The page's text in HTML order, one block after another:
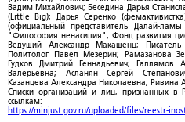
Вадим Михайлович; Беседина Дарья
(Little Big); Дарья Серенко
(официальный представитель Далай-
"Философия ненасилия"; Фонд развития
Ведущий Александр Макашенц;
Политолог Павел Мезерин; Рамазанова
Гудков Дмитрий Геннадьевич; Галлямов
Валерьевна; Асланян Сергей
Казанцева Александра Николаевна; Ривина
Списки организаций и лиц, признанных в
ссылкам:
https://minjust.gov.ru/uploaded/files/reestr-